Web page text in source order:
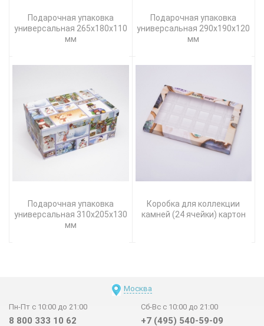
Подарочная упаковка
универсальная 265х180х110
мм
Подарочная упаковка
универсальная 290х190х120
мм
Подарочная упаковка
универсальная 310х205х130
мм
Коробка для коллекции
камней (24 ячейки) картон
Москва
Пн-Пт с 10:00 до 21:00
8 800 333 10 62
Сб-Вс с 10:00 до 21:00
+7 (495) 540-59-09